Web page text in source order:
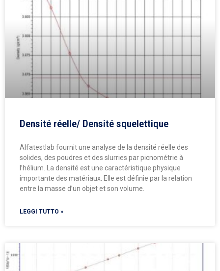
Densité réelle/ Densité squelettique
Alfatestlab fournit une analyse de la densité réelle des
solides, des poudres et des slurries par picnométrie à
l’hélium. La densité est une caractéristique physique
importante des matériaux. Elle est définie par la relation
entre la masse d’un objet et son volume.
LEGGI TUTTO »